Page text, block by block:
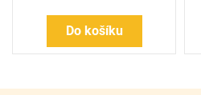
Do košíku